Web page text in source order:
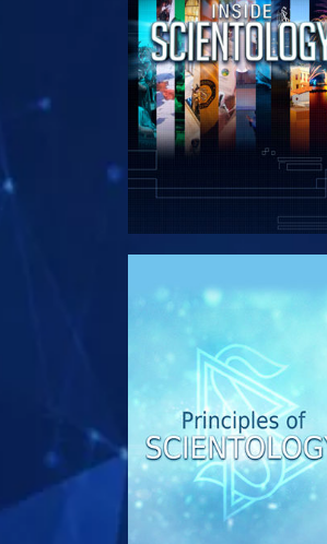
DÉCOUVRIR LES SÉRIES